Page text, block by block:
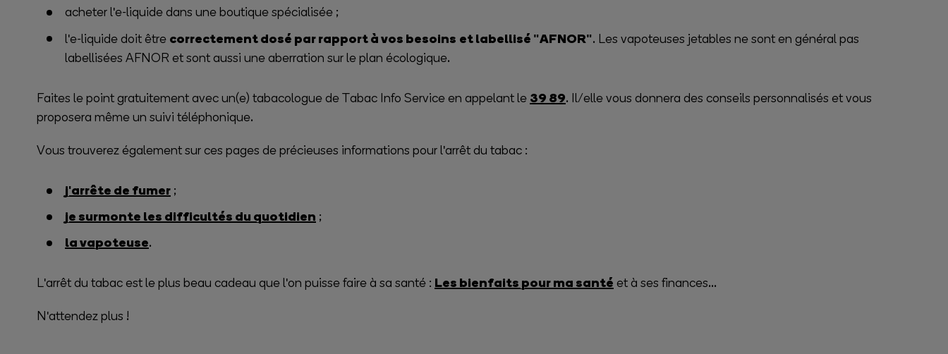
acheter l'e-liquide dans une boutique spécialisée ;
l'e-liquide doit être correctement dosé par rapport à vos besoins et labellisé "AFNOR". Les vapoteuses jetables ne sont en général pas
labellisées AFNOR et sont aussi une aberration sur le plan écologique.
Faites le point gratuitement avec un(e) tabacologue de Tabac Info Service en appelant le 39 89. Il/elle vous donnera des conseils personnalisés et vous
proposera même un suivi téléphonique.
Vous trouverez également sur ces pages de précieuses informations pour l'arrêt du tabac :
j'arrête de fumer ;
je surmonte les difficultés du quotidien ;
la vapoteuse.
L'arrêt du tabac est le plus beau cadeau que l'on puisse faire à sa santé : Les bienfaits pour ma santé et à ses finances...
N'attendez plus !